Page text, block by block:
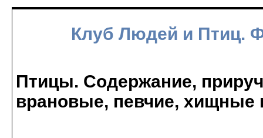
Клуб Людей и Птиц.
Птицы. Содержание,
врановые, певчие, хищные